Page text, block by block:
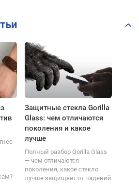
Защитные стекла Gorilla
Glass: чем отличаются
поколения и какое
лучше
Полный разбор Gorilla Glass
— чем отличаются
поколения, какое стекло
лучше защищает от падений